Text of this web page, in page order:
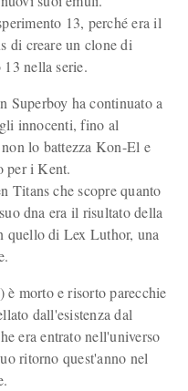
13, perché era il
di creare un clone di
nella serie.
Superboy ha continuato a
innocenti, fino al
lo battezza Kon-El e
per i Kent.
Titans che scopre quanto
dna era il risultato della
quello di Lex Luthor, una
è morto e risorto parecchie
dall'esistenza dal
era entrato nell'universo
ritorno quest'anno nel